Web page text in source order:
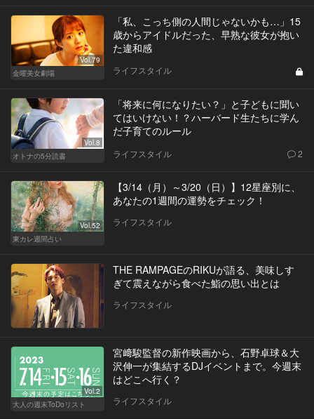
Vol.79
金曜美女劇場
「私、こっち側の人間じゃないかも…」15
歳からアイドルだった、早熟な彼女が抱い
た違和感
ライフスタイル
Vol.8
オトナの5分読書
「将来に何になりたい？」と子どもに聞い
てはいけない！？ハーバード生たちに学ん
だ子育てのルール
ライフスタイル 2
Vol.52
東カレ週間占い
【3/14（月）～3/20（日）】12星座別に、
あなたの1週間の運勢をチェック！
ライフスタイル
THE RAMPAGEのRIKUが語る、美味しす
ぎて震えながら食べた鮨の思い出とは
ライフスタイル
Vol.2
大人の週末ToDoリスト
宮﨑駿監督の新作映画から、石野卓球＆大
沢伸一が集結するDJイベントまで。今週末
はどこへ行く？
ライフスタイル